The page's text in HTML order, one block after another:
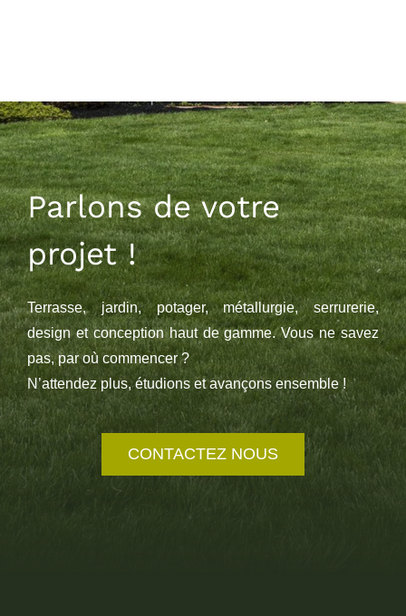
Parlons de votre
projet !
Terrasse, jardin, potager, métallurgie, serrurerie,
design et conception haut de gamme. Vous ne savez
pas, par où commencer ?
N’attendez plus, étudions et avançons ensemble !
CONTACTEZ NOUS